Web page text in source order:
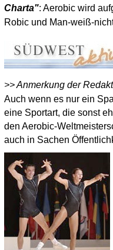
Charta": Aerobic wird
Robic und Man-weiß-
>> Anmerkung der
Auch wenn es nur ein
eine Sportart, die sonst
den Aerobic-
auch in Sachen